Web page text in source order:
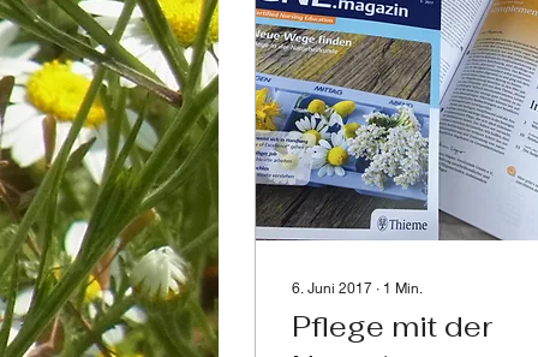
6. Juni 2017 ∙ 1 Min.
Pflege mit der